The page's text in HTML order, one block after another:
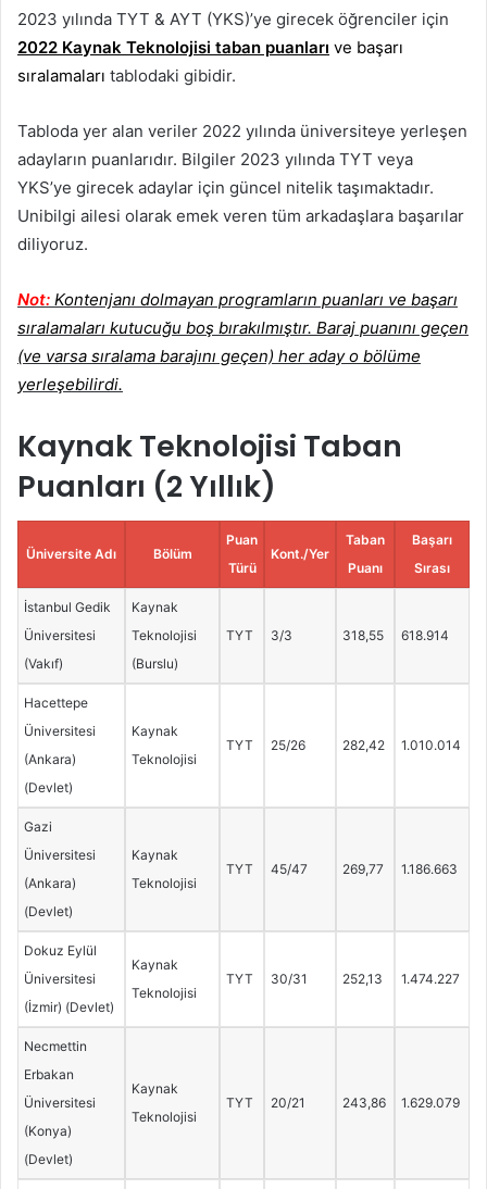
2023 yılında TYT & AYT (YKS)’ye girecek öğrenciler için
2022 Kaynak Teknolojisi taban puanları ve başarı
sıralamaları tablodaki gibidir.
Tabloda yer alan veriler 2022 yılında üniversiteye yerleşen
adayların puanlarıdır. Bilgiler 2023 yılında TYT veya
YKS’ye girecek adaylar için güncel nitelik taşımaktadır.
Unibilgi ailesi olarak emek veren tüm arkadaşlara başarılar
diliyoruz.
Not: Kontenjanı dolmayan programların puanları ve başarı
sıralamaları kutucuğu boş bırakılmıştır. Baraj puanını geçen
(ve varsa sıralama barajını geçen) her aday o bölüme
yerleşebilirdi.
Kaynak Teknolojisi Taban
Puanları (2 Yıllık)
Üniversite Adı Bölüm
Puan
Türü
Kont./Yer
Taban
Puanı
Başarı
Sırası
İstanbul Gedik
Üniversitesi
(Vakıf)
Kaynak
Teknolojisi
(Burslu)
TYT 3/3 318,55 618.914
Hacettepe
Üniversitesi
(Ankara)
(Devlet)
Kaynak
Teknolojisi
TYT 25/26 282,42 1.010.014
Gazi
Üniversitesi
(Ankara)
(Devlet)
Kaynak
Teknolojisi
TYT 45/47 269,77 1.186.663
Dokuz Eylül
Üniversitesi
(İzmir) (Devlet)
Kaynak
Teknolojisi
TYT 30/31 252,13 1.474.227
Necmettin
Erbakan
Üniversitesi
(Konya)
(Devlet)
Kaynak
Teknolojisi
TYT 20/21 243,86 1.629.079